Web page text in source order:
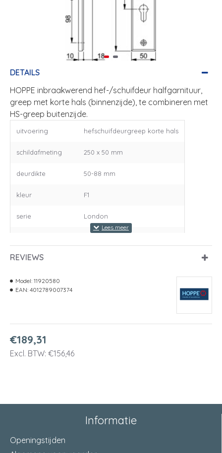
DETAILS
HOPPE inbraakwerend hef-/schuifdeur halfgarnituur,
greep met korte hals (binnenzijde), te combineren met
HS-greep buitenzijde.
uitvoering hefschuifdeurgreep korte hals
schildafmeting 250 x 50 mm
deurdikte 50-88 mm
kleur F1
serie London
dikte buitenschild
materiaal
slotuitvoering cilinder
stiftvierkant
REVIEWS
€189,31
Excl. BTW: €156,46
Model: 11920580
EAN: 4012789007374
Informatie
Openingstijden